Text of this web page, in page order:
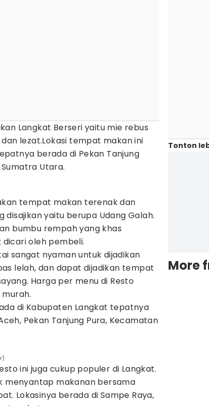
Langkat Berseri yaitu mie rebus
lezat.Lokasi tempat makan ini
berada di Pekan Tanjung
Utara.
tempat makan terenak dan
disajikan yaitu berupa Udang Galah.
bumbu rempah yang khas
oleh pembeli.
sangat nyaman untuk dijadikan
lelah, dan dapat dijadikan tempat
Harga per menu di Resto
di Kabupaten Langkat tepatnya
Pekan Tanjung Pura, Kecamatan
ini juga cukup populer di Langkat.
menyantap makanan bersama
Lokasinya berada di Sampe Raya,
Tonton
More